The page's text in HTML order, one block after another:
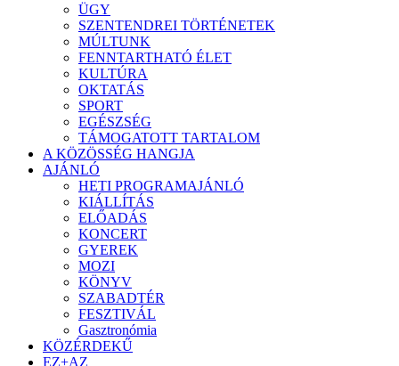
ÜGY
SZENTENDREI TÖRTÉNETEK
MÚLTUNK
FENNTARTHATÓ ÉLET
KULTÚRA
OKTATÁS
SPORT
EGÉSZSÉG
TÁMOGATOTT TARTALOM
A KÖZÖSSÉG HANGJA
AJÁNLÓ
HETI PROGRAMAJÁNLÓ
KIÁLLÍTÁS
ELŐADÁS
KONCERT
GYEREK
MOZI
KÖNYV
SZABADTÉR
FESZTIVÁL
Gasztronómia
KÖZÉRDEKŰ
EZ+AZ